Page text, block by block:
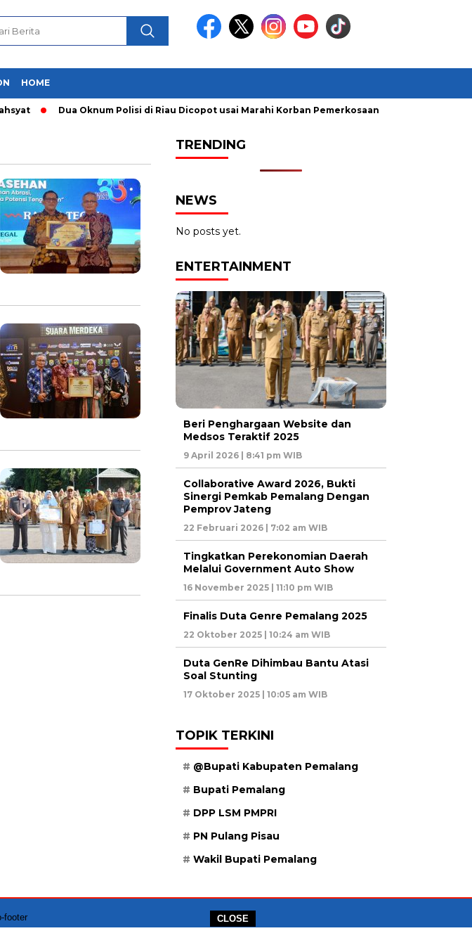
CLOSE
HOME
Dua Oknum Polisi di Riau Dicopot usai Marahi Korban Pemerkosaan
TRENDING
NEWS
No posts yet.
ENTERTAINMENT
Beri Penghargaan Website dan
Medsos Teraktif 2025
9 April 2026 | 8:41 pm WIB
Collaborative Award 2026, Bukti
Sinergi Pemkab Pemalang Dengan
Pemprov Jateng
22 Februari 2026 | 7:02 am WIB
Tingkatkan Perekonomian Daerah
Melalui Government Auto Show
16 November 2025 | 11:10 pm WIB
Finalis Duta Genre Pemalang 2025
22 Oktober 2025 | 10:24 am WIB
Duta GenRe Dihimbau Bantu Atasi
Soal Stunting
17 Oktober 2025 | 10:05 am WIB
TOPIK TERKINI
@Bupati Kabupaten Pemalang
Bupati Pemalang
DPP LSM PMPRI
PN Pulang Pisau
Wakil Bupati Pemalang
NEWS Kantor Kowari:
blok J1 No.12A, Jakarta